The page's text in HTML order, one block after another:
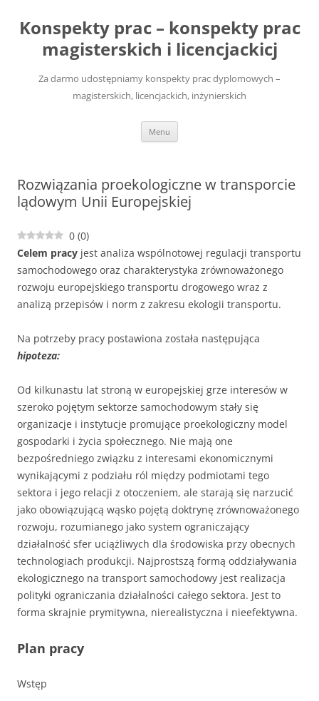
treści
Konspekty prac – konspekty prac
magisterskich i licencjackicj
Za darmo udostępniamy konspekty prac dyplomowych –
magisterskich, licencjackich, inżynierskich
Menu
Rozwiązania proekologiczne w transporcie
lądowym Unii Europejskiej
0 (0)
Celem pracy jest analiza wspólnotowej regulacji transportu
samochodowego oraz charakterystyka zrównoważonego
rozwoju europejskiego transportu drogowego wraz z
analizą przepisów i norm z zakresu ekologii transportu.
Na potrzeby pracy postawiona została następująca
hipoteza:
Od kilkunastu lat stroną w europejskiej grze interesów w
szeroko pojętym sektorze samochodowym stały się
organizacje i instytucje promujące proekologiczny model
gospodarki i życia społecznego. Nie mają one
bezpośredniego związku z interesami ekonomicznymi
wynikającymi z podziału ról między podmiotami tego
sektora i jego relacji z otoczeniem, ale starają się narzucić
jako obowiązującą wąsko pojętą doktrynę zrównoważonego
rozwoju, rozumianego jako system ograniczający
działalność sfer uciążliwych dla środowiska przy obecnych
technologiach produkcji. Najprostszą formą oddziaływania
ekologicznego na transport samochodowy jest realizacja
polityki ograniczania działalności całego sektora. Jest to
forma skrajnie prymitywna, nierealistyczna i nieefektywna.
Plan pracy
Wstęp